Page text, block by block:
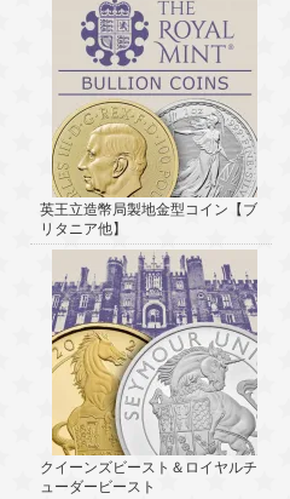
英王立造幣局製地金型コイン【ブ
リタニア他】
クイーンズビースト＆ロイヤルチ
ューダービースト